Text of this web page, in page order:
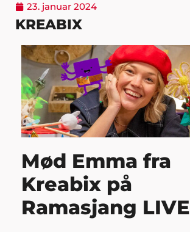
23. januar 2024
KREABIX
Mød Emma fra
Kreabix på
Ramasjang LIVE